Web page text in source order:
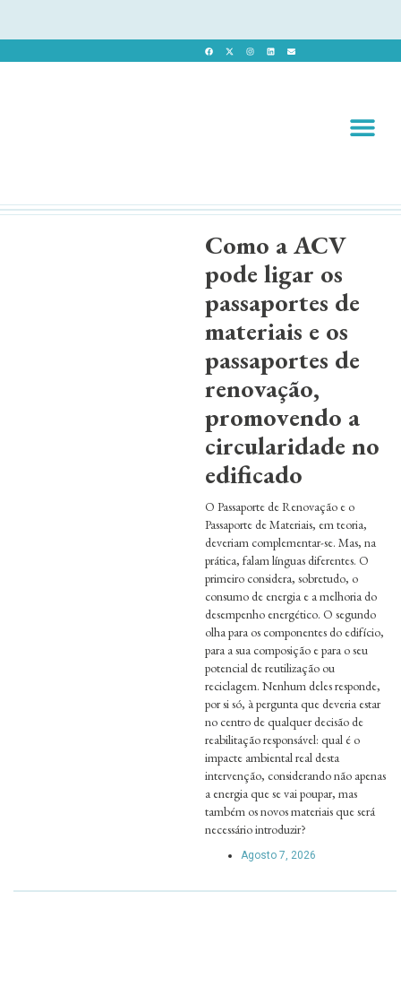
Como a ACV
pode ligar os
passaportes de
materiais e os
passaportes de
renovação,
promovendo a
circularidade no
edificado
O Passaporte de Renovação e o
Passaporte de Materiais, em teoria,
deveriam complementar-se. Mas, na
prática, falam línguas diferentes. O
primeiro considera, sobretudo, o
consumo de energia e a melhoria do
desempenho energético. O segundo
olha para os componentes do edifício,
para a sua composição e para o seu
potencial de reutilização ou
reciclagem. Nenhum deles responde,
por si só, à pergunta que deveria estar
no centro de qualquer decisão de
reabilitação responsável: qual é o
impacte ambiental real desta
intervenção, considerando não apenas
a energia que se vai poupar, mas
também os novos materiais que será
necessário introduzir?
Agosto 7, 2026